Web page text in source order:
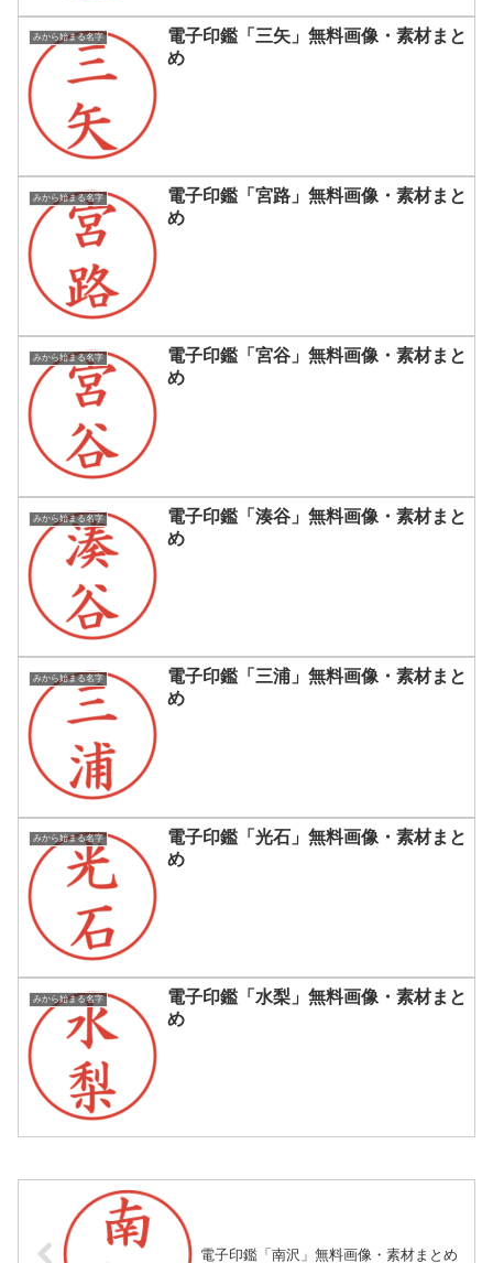
みから始まる名字
電子印鑑「三矢」無料画像・素材まと
め
みから始まる名字
電子印鑑「宮路」無料画像・素材まと
め
みから始まる名字
電子印鑑「宮谷」無料画像・素材まと
め
みから始まる名字
電子印鑑「湊谷」無料画像・素材まと
め
みから始まる名字
電子印鑑「三浦」無料画像・素材まと
め
みから始まる名字
電子印鑑「光石」無料画像・素材まと
め
みから始まる名字
電子印鑑「水梨」無料画像・素材まと
め
電子印鑑「南沢」無料画像・素材まとめ